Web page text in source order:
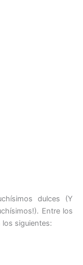
dulces (Y
Entre los
siguientes: